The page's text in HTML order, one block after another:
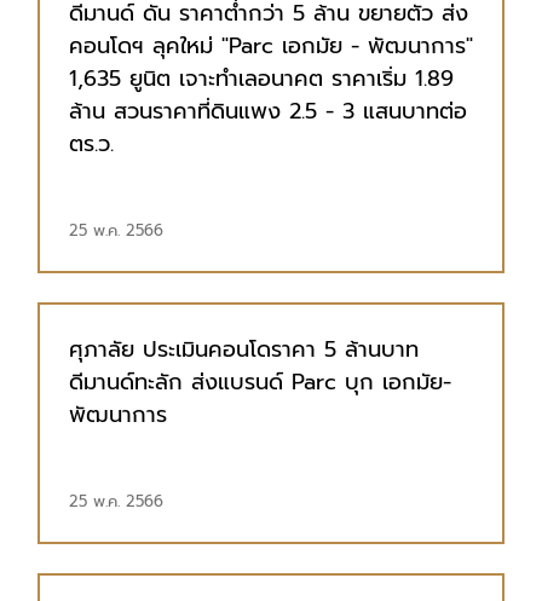
ดีมานด์ ดัน ราคาต่ำกว่า 5 ล้าน ขยายตัว ส่ง
คอนโดฯ ลุคใหม่ "Parc เอกมัย - พัฒนาการ"
1,635 ยูนิต เจาะทำเลอนาคต ราคาเริ่ม 1.89
ล้าน สวนราคาที่ดินแพง 2.5 - 3 แสนบาทต่อ
ตร.ว.
25 พ.ค. 2566
ศุภาลัย ประเมินคอนโดราคา 5 ล้านบาท
ดีมานด์ทะลัก ส่งแบรนด์ Parc บุก เอกมัย-
พัฒนาการ
25 พ.ค. 2566